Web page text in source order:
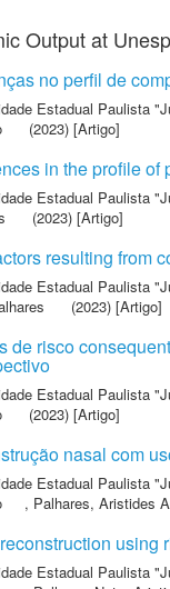
Output at
no perfil de
Estadual Paulista
(2023) [Artigo]
in the profile of
Estadual Paulista
(2023) [Artigo]
resulting from
Estadual Paulista
(2023) [Artigo]
de risco
Estadual Paulista
(2023) [Artigo]
nasal com
Estadual Paulista
, Palhares, Aristides
using
Estadual Paulista